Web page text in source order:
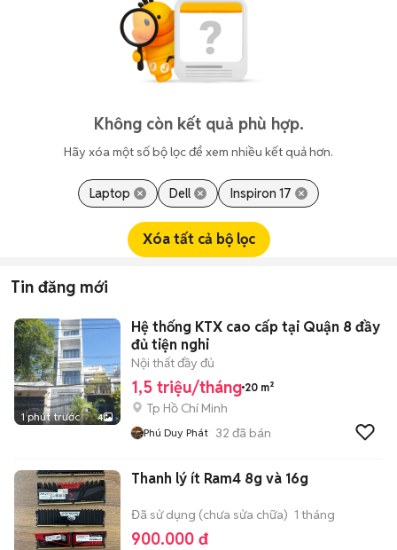
Không còn kết quả phù hợp.
Hãy xóa một số bộ lọc để xem nhiều kết quả hơn.
Laptop Dell Inspiron 17
Xóa tất cả bộ lọc
Tin đăng mới
1 phút trước 4
Hệ thống KTX cao cấp tại Quận 8 đầy
đủ tiện nghi
Nội thất đầy đủ
1,5 triệu/tháng 20 m²
Tp Hồ Chí Minh
Phú Duy Phát 32 đã bán
Thanh lý ít Ram4 8g và 16g
Đã sử dụng (chưa sửa chữa) 1 tháng
900.000 đ